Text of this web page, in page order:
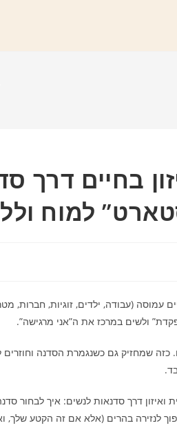
בחיים דרך
למוח
(עבודה, ילדים, זוגיות, חברות,
ולשים במרכז את ה”אני מרגישה”.
כזה שמחזיק גם כשנגמרת הסדנה
דרך סדנאות לנשים: איך לבחור
לנזירה בהרים (אלא אם זה הקטע שלך,